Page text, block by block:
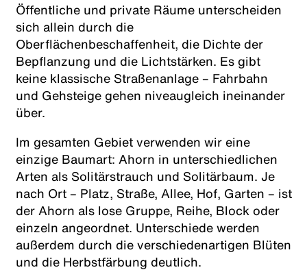
Öffentliche und private Räume unterscheiden
sich allein durch die
Oberflächenbeschaffenheit, die Dichte der
Bepflanzung und die Lichtstärken. Es gibt
keine klassische Straßenanlage – Fahrbahn
und Gehsteige gehen niveaugleich ineinander
über.
Im gesamten Gebiet verwenden wir eine
einzige Baumart: Ahorn in unterschiedlichen
Arten als Solitärstrauch und Solitärbaum. Je
nach Ort – Platz, Straße, Allee, Hof, Garten – ist
der Ahorn als lose Gruppe, Reihe, Block oder
einzeln angeordnet. Unterschiede werden
außerdem durch die verschiedenartigen Blüten
und die Herbstfärbung deutlich.